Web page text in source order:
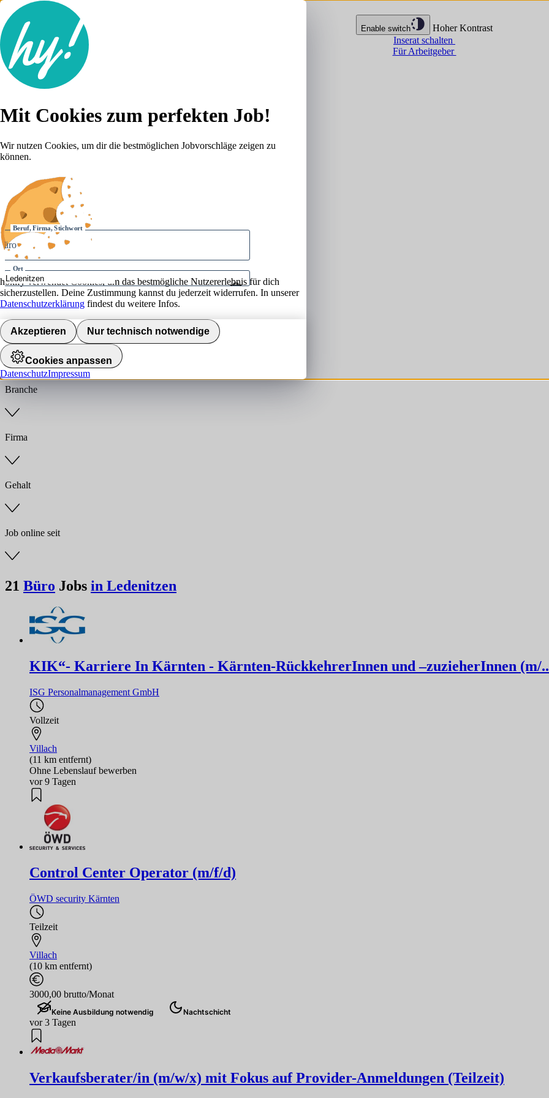
Enable switch
Hoher Kontrast
Inserat schalten
Für Arbeitgeber
Lebenslauf
Karriere-Tipps
Anmelden
Beruf, Firma, Stichwort
Ort
Umkreis
Jobs finden
Anstellungsart
Branche
Firma
Gehalt
Job online seit
21 Büro Jobs in Ledenitzen
KIK“- Karriere In Kärnten - Kärnten-RückkehrerInnen und –zuzieherInnen (m/
ISG Personalmanagement GmbH
Vollzeit
Villach
(11 km entfernt)
Ohne Lebenslauf bewerben
vor 9 Tagen
Control Center Operator (m/f/d)
ÖWD security Kärnten
Teilzeit
Villach
(10 km entfernt)
3000,00 brutto/Monat
Keine Ausbildung notwendig Nachtschicht
vor 3 Tagen
Verkaufsberater/in (m/w/x) mit Fokus auf Provider-Anmeldungen (Teilzeit)
Mit Cookies zum perfekten Job!
Wir nutzen Cookies, um dir die bestmöglichen Jobvorschläge zeigen zu
können.
hokify verwendet Cookies, um das bestmögliche Nutzererlebnis für dich
sicherzustellen. Deine Zustimmung kannst du jederzeit widerrufen. In unserer
Datenschutzerklärung findest du weitere Infos.
Akzeptieren Nur technisch notwendige
Cookies anpassen
DatenschutzImpressum